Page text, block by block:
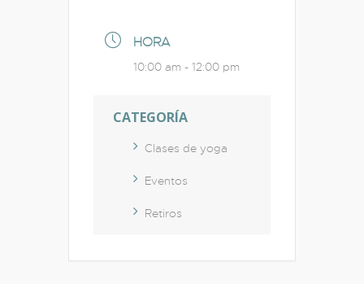
HORA
10:00 am - 12:00 pm
CATEGORÍA
Clases de yoga
Eventos
Retiros